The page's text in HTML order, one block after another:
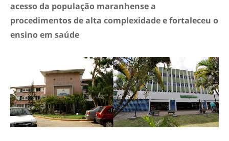
acesso da população maranhense a
procedimentos de alta complexidade e fortaleceu o
ensino em saúde